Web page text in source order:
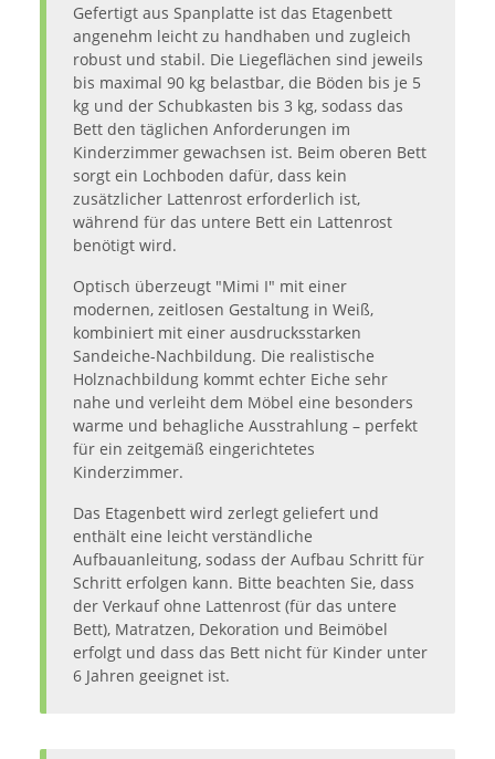
Gefertigt aus Spanplatte ist das Etagenbett
angenehm leicht zu handhaben und zugleich
robust und stabil. Die Liegeflächen sind jeweils
bis maximal 90 kg belastbar, die Böden bis je 5
kg und der Schubkasten bis 3 kg, sodass das
Bett den täglichen Anforderungen im
Kinderzimmer gewachsen ist. Beim oberen Bett
sorgt ein Lochboden dafür, dass kein
zusätzlicher Lattenrost erforderlich ist,
während für das untere Bett ein Lattenrost
benötigt wird.
Optisch überzeugt "Mimi I" mit einer
modernen, zeitlosen Gestaltung in Weiß,
kombiniert mit einer ausdrucksstarken
Sandeiche-Nachbildung. Die realistische
Holznachbildung kommt echter Eiche sehr
nahe und verleiht dem Möbel eine besonders
warme und behagliche Ausstrahlung – perfekt
für ein zeitgemäß eingerichtetes
Kinderzimmer.
Das Etagenbett wird zerlegt geliefert und
enthält eine leicht verständliche
Aufbauanleitung, sodass der Aufbau Schritt für
Schritt erfolgen kann. Bitte beachten Sie, dass
der Verkauf ohne Lattenrost (für das untere
Bett), Matratzen, Dekoration und Beimöbel
erfolgt und dass das Bett nicht für Kinder unter
6 Jahren geeignet ist.